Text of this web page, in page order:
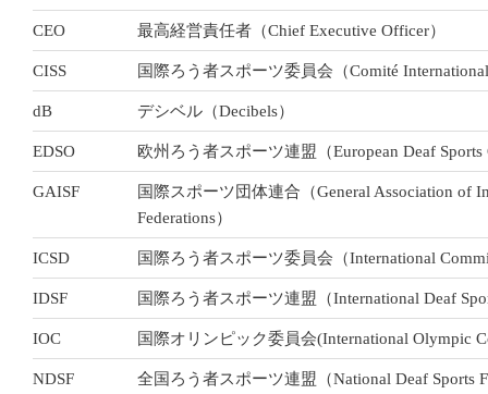
CEO 最高経営責任者（Chief Executive Officer）
CISS 国際ろう者スポーツ委員会（Comité International
dB デシベル（Decibels）
EDSO 欧州ろう者スポーツ連盟（European Deaf Sports
GAISF
国際スポーツ団体連合（General Association of
Federations）
ICSD 国際ろう者スポーツ委員会（International
IDSF 国際ろう者スポーツ連盟（International Deaf
IOC 国際オリンピック委員会(International Olympic
NDSF 全国ろう者スポーツ連盟（National Deaf Sports